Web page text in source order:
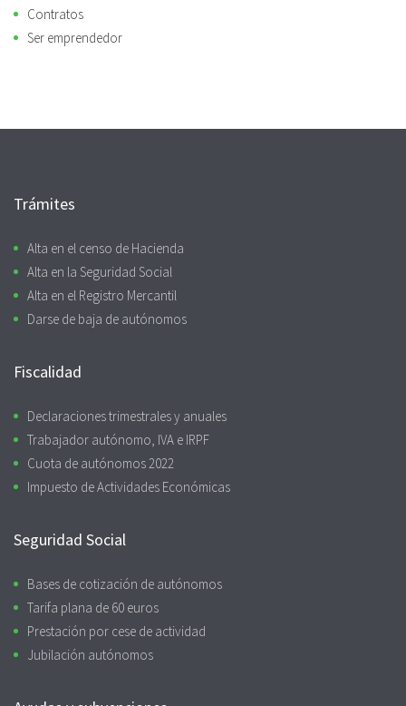
Contratos
Ser emprendedor
Trámites
Alta en el censo de Hacienda
Alta en la Seguridad Social
Alta en el Registro Mercantil
Darse de baja de autónomos
Fiscalidad
Declaraciones trimestrales y anuales
Trabajador autónomo, IVA e IRPF
Cuota de autónomos 2022
Impuesto de Actividades Económicas
Seguridad Social
Bases de cotización de autónomos
Tarifa plana de 60 euros
Prestación por cese de actividad
Jubilación autónomos